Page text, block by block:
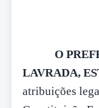
O
LAVRADA,
atribuições